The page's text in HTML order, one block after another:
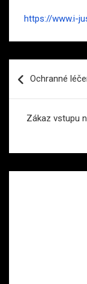
https://www.i-
proOchranné
Zákaz vstupu